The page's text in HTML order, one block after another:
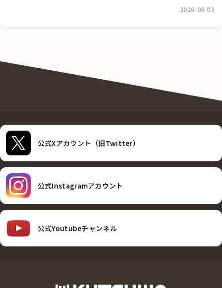
2026-08-03
公式Xアカウント（旧Twitter）
公式Instagramアカウント
公式Youtubeチャンネル